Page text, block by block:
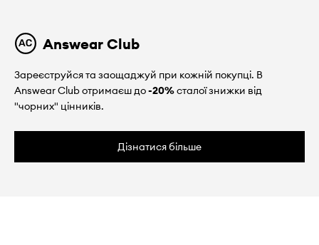
Answear Club
Зареєструйся та заощаджуй при кожній покупці. В
Answear Club отримаєш до-20%сталої знижки від
"чорних" цінників.
Дізнатися більше